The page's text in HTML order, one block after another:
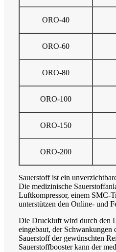
ORO-40
ORO-60
ORO-80
ORO-100
ORO-150
ORO-200
Sauerstoff ist ein
Die medizinische
Luftkompressor, einem SMC-
unterstützen den Online- und
Die Druckluft wird durch den
eingebaut, der
Sauerstoff der gewünschten
Sauerstoffbooster kann der